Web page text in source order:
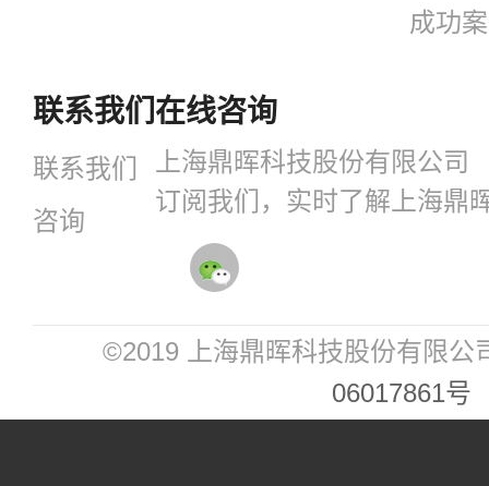
成功
联系我们
联系我们
咨询
在线咨询
上海鼎晖科技股份有限公司
订阅我们，实时了解上海鼎
©2019 上海鼎晖科技股份有限公
06017861号